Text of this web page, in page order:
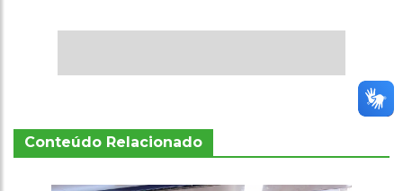
Conteúdo Relacionado